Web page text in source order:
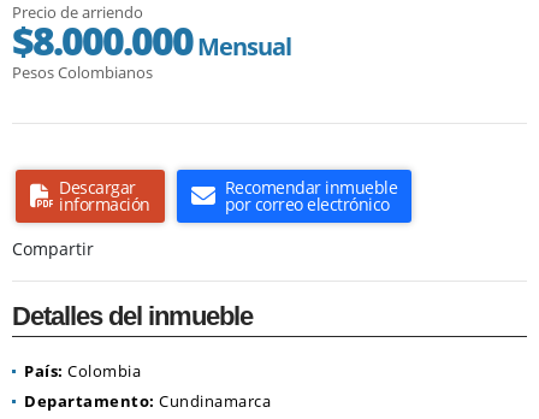
Precio de arriendo
$8.000.000Mensual
Pesos Colombianos
Descargar
información
Recomendar inmueble
por correo electrónico
Compartir
Detalles del inmueble
País: Colombia
Departamento: Cundinamarca